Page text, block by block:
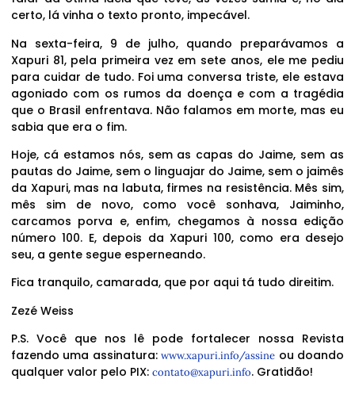
certo, lá vinha o texto pronto, impecável.
Na sexta-feira, 9 de julho, quando preparávamos a
Xapuri 81, pela primeira vez em sete anos, ele me pediu
para cuidar de tudo. Foi uma conversa triste, ele estava
agoniado com os rumos da doença e com a tragédia
que o Brasil enfrentava. Não falamos em morte, mas eu
sabia que era o fim.
Hoje, cá estamos nós, sem as capas do Jaime, sem as
pautas do Jaime, sem o linguajar do Jaime, sem o jaimês
da Xapuri, mas na labuta, firmes na resistência. Mês sim,
mês sim de novo, como você sonhava, Jaiminho,
carcamos porva e, enfim, chegamos à nossa edição
número 100. E, depois da Xapuri 100, como era desejo
seu, a gente segue esperneando.
Fica tranquilo, camarada, que por aqui tá tudo direitim.
Zezé Weiss
P.S. Você que nos lê pode fortalecer nossa Revista
fazendo uma assinatura:www.xapuri.info/assine ou doando
qualquer valor pelo PIX: contato@xapuri.info. Gratidão!